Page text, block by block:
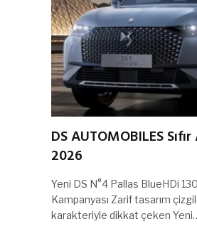
DS AUTOMOBILES
2026
Yeni DS N°4 Pallas BlueHDi
Kampanyası Zarif tasarım
karakteriyle dikkat çeken